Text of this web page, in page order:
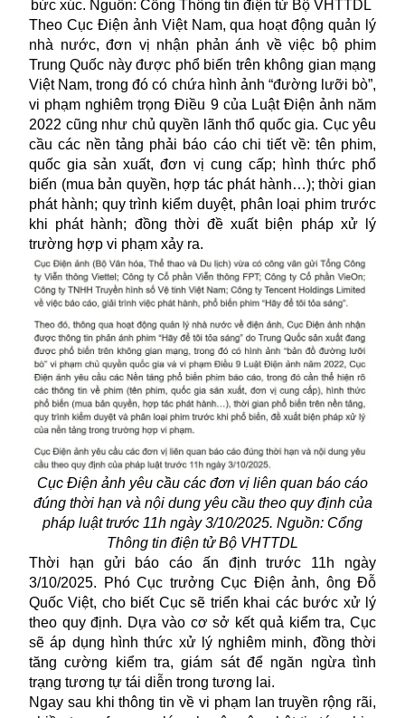
bức xúc. Nguồn: Cổng Thông tin điện tử Bộ VHTTDL
Theo Cục Điện ảnh Việt Nam, qua hoạt động quản lý
nhà nước, đơn vị nhận phản ánh về việc bộ phim
Trung Quốc này được phổ biến trên không gian mạng
Việt Nam, trong đó có chứa hình ảnh “đường lưỡi bò”,
vi phạm nghiêm trọng Điều 9 của Luật Điện ảnh năm
2022 cũng như chủ quyền lãnh thổ quốc gia. Cục yêu
cầu các nền tảng phải báo cáo chi tiết về: tên phim,
quốc gia sản xuất, đơn vị cung cấp; hình thức phổ
biến (mua bản quyền, hợp tác phát hành…); thời gian
phát hành; quy trình kiểm duyệt, phân loại phim trước
khi phát hành; đồng thời đề xuất biện pháp xử lý
trường hợp vi phạm xảy ra.
Cục Điện ảnh yêu cầu các đơn vị liên quan báo cáo
đúng thời hạn và nội dung yêu cầu theo quy định của
pháp luật trước 11h ngày 3/10/2025. Nguồn: Cổng
Thông tin điện tử Bộ VHTTDL
Thời hạn gửi báo cáo ấn định trước 11h ngày
3/10/2025. Phó Cục trưởng Cục Điện ảnh, ông Đỗ
Quốc Việt, cho biết Cục sẽ triển khai các bước xử lý
theo quy định. Dựa vào cơ sở kết quả kiểm tra, Cục
sẽ áp dụng hình thức xử lý nghiêm minh, đồng thời
tăng cường kiểm tra, giám sát để ngăn ngừa tình
trạng tương tự tái diễn trong tương lai.
Ngay sau khi thông tin về vi phạm lan truyền rộng rãi,